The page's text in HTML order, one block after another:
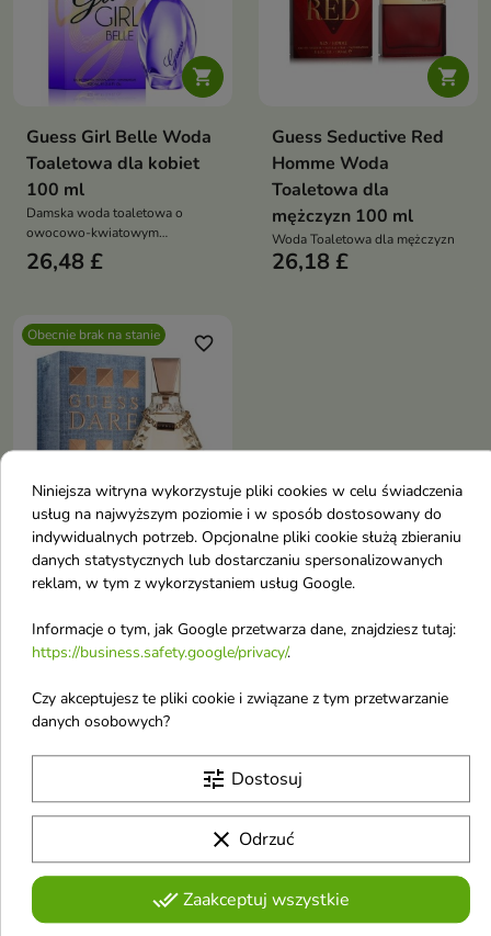
G
GROWUS
Garnier
Gillette

Guess Girl Belle Woda
Toaletowa dla kobiet
100 ml
Damska woda toaletowa o
owocowo-kwiatowym
charakterze z truskawką,
piwonią i wanilią. Zmysłowy
26,48 £

Guess Seductive Red
Homme Woda
Toaletowa dla
mężczyzn 100 ml
Woda Toaletowa dla mężczyzn
26,18 £
Obecnie brak na stanie favorite_border
Guess Dare Woda
toaletowa dla kobiet
100 ml
Woda toaletowa dla kobiet
22,61 £
Pokazano 1-3 z 3 pozycji
Niniejsza witryna wykorzystuje pliki cookies w celu świadczenia
usług na najwyższym poziomie i w sposób dostosowany do
indywidualnych potrzeb. Opcjonalne pliki cookie służą zbieraniu
danych statystycznych lub dostarczaniu spersonalizowanych
reklam, w tym z wykorzystaniem usług Google.
Informacje o tym, jak Google przetwarza dane, znajdziesz tutaj:
https://business.safety.google/privacy/.
Czy akceptujesz te pliki cookie i związane z tym przetwarzanie
danych osobowych?
tune Dostosuj
clear Odrzuć
done_allZaakceptuj wszystkie